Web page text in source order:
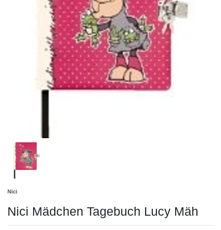
Nici
Nici Mädchen Tagebuch Lucy Mäh